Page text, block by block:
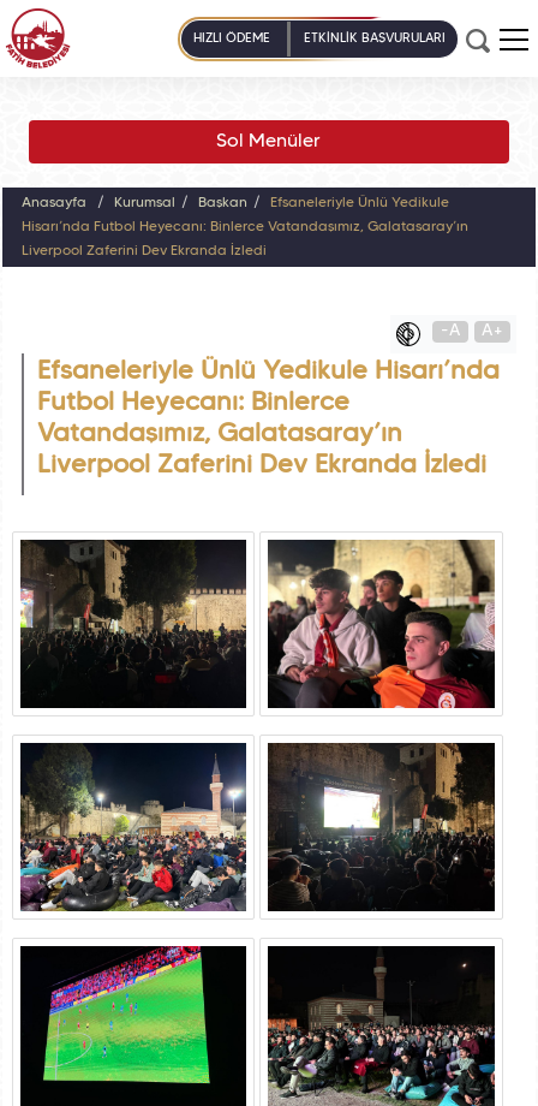
HIZLI ÖDEME ETKİNLİK BAŞVURULARI
Sol Menüler
Anasayfa Kurumsal Başkan
Efsaneleriyle Ünlü Yedikule
Hisarı’nda Futbol Heyecanı: Binlerce Vatandaşımız, Galatasaray’ın
Liverpool Zaferini Dev Ekranda İzledi
-A A+
Efsaneleriyle Ünlü Yedikule Hisarı’nda
Futbol Heyecanı: Binlerce
Vatandaşımız, Galatasaray’ın
Liverpool Zaferini Dev Ekranda İzledi